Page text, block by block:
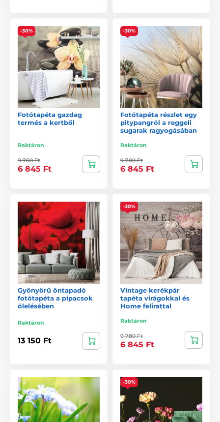
-30%
Fotótapéta gazdag
termés a kertből
Raktáron
9 780 Ft
6 845 Ft
-30%
Fotótapéta részlet egy
pitypangról a reggeli
sugarak ragyogásában
Raktáron
9 780 Ft
6 845 Ft
Gyönyörű öntapadó
fotótapéta a pipacsok
ölelésében
Raktáron
13 150 Ft
-30%
Vintage kerékpár
tapéta virágokkal és
Home felirattal
Raktáron
9 780 Ft
6 845 Ft
-30%